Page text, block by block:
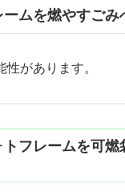
ムを燃やすごみ
性があります。
フレームを可燃